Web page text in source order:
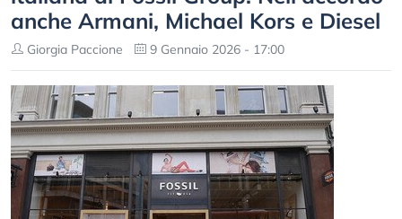
anche Armani, Michael Kors e Diesel
Giorgia Paccione 9 Gennaio 2026 - 17:00